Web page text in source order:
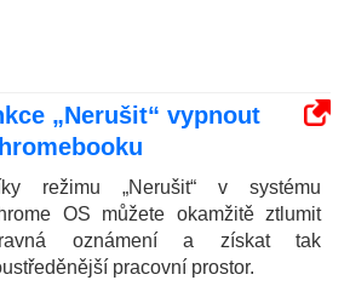
„Nerušit“ vypnout
režimu „Nerušit“ v systému
OS můžete okamžitě ztlumit
oznámení a získat tak
pracovní prostor.